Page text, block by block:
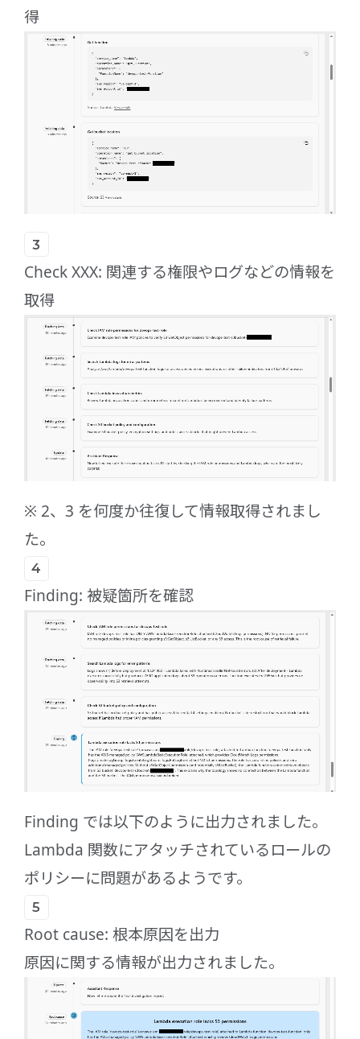
得
Check XXX: 関連する権限やログなどの情報を
取得
※ 2、3 を何度か往復して情報取得されまし
た。
Finding: 被疑箇所を確認
Finding では以下のように出力されました。
Lambda 関数にアタッチされているロールの
ポリシーに問題があるようです。
Root cause: 根本原因を出力
原因に関する情報が出力されました。